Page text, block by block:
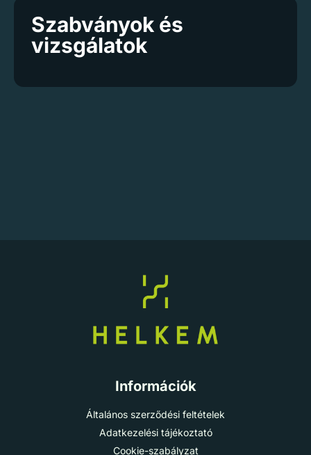
Szabványok és
vizsgálatok
Információk
Általános szerződési feltételek
Adatkezelési tájékoztató
Cookie-szabályzat